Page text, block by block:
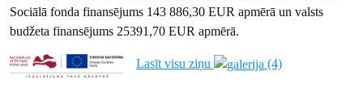
Sociālā fonda finansējums 143 886,30 EUR apmērā un valsts
budžeta finansējums 25391,70 EUR apmērā.
Lasīt visu ziņu (4)